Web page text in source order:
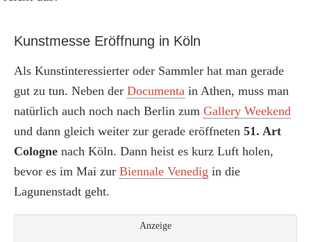
Kunstmesse Eröffnung in Köln
Als Kunstinteressierter oder Sammler hat man gerade
gut zu tun. Neben der Documenta in Athen, muss man
natürlich auch noch nach Berlin zum Gallery Weekend
und dann gleich weiter zur gerade eröffneten 51. Art
Cologne nach Köln. Dann heist es kurz Luft holen,
bevor es im Mai zur Biennale Venedig in die
Lagunenstadt geht.
Anzeige